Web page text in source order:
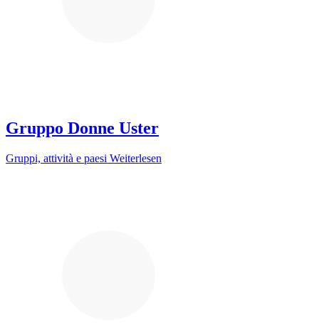
Gruppo Donne Uster
Gruppi, attività e paesi Weiterlesen